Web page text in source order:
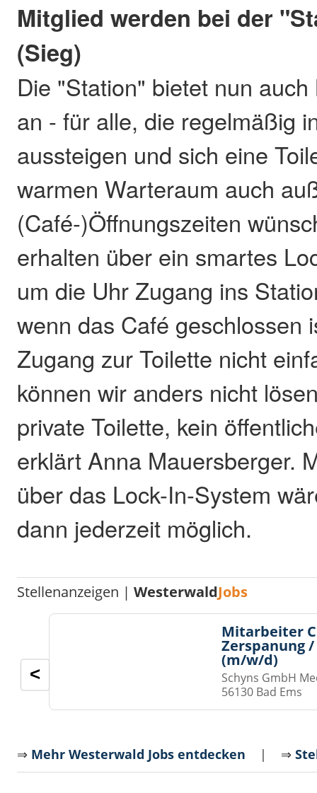
Mitglied werden bei der
(Sieg)
Die "Station" bietet nun
an - für alle, die regelmäßig
aussteigen und sich eine
warmen Warteraum auch
(Café-)Öffnungszeiten
erhalten über ein smartes
um die Uhr Zugang ins
wenn das Café geschlossen
Zugang zur Toilette nicht
können wir anders nicht
private Toilette, kein
erklärt Anna Mauersberger.
über das Lock-In-System
dann jederzeit möglich.
Stellenanzeigen |WesterwaldJobs
Mitarbeiter
Zerspanung
(m/w/d)
Schyns GmbH
56130 Bad Ems
<
⇒ Mehr Westerwald Jobs entdecken | ⇒